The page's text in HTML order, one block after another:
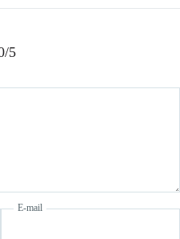
5
E-mail